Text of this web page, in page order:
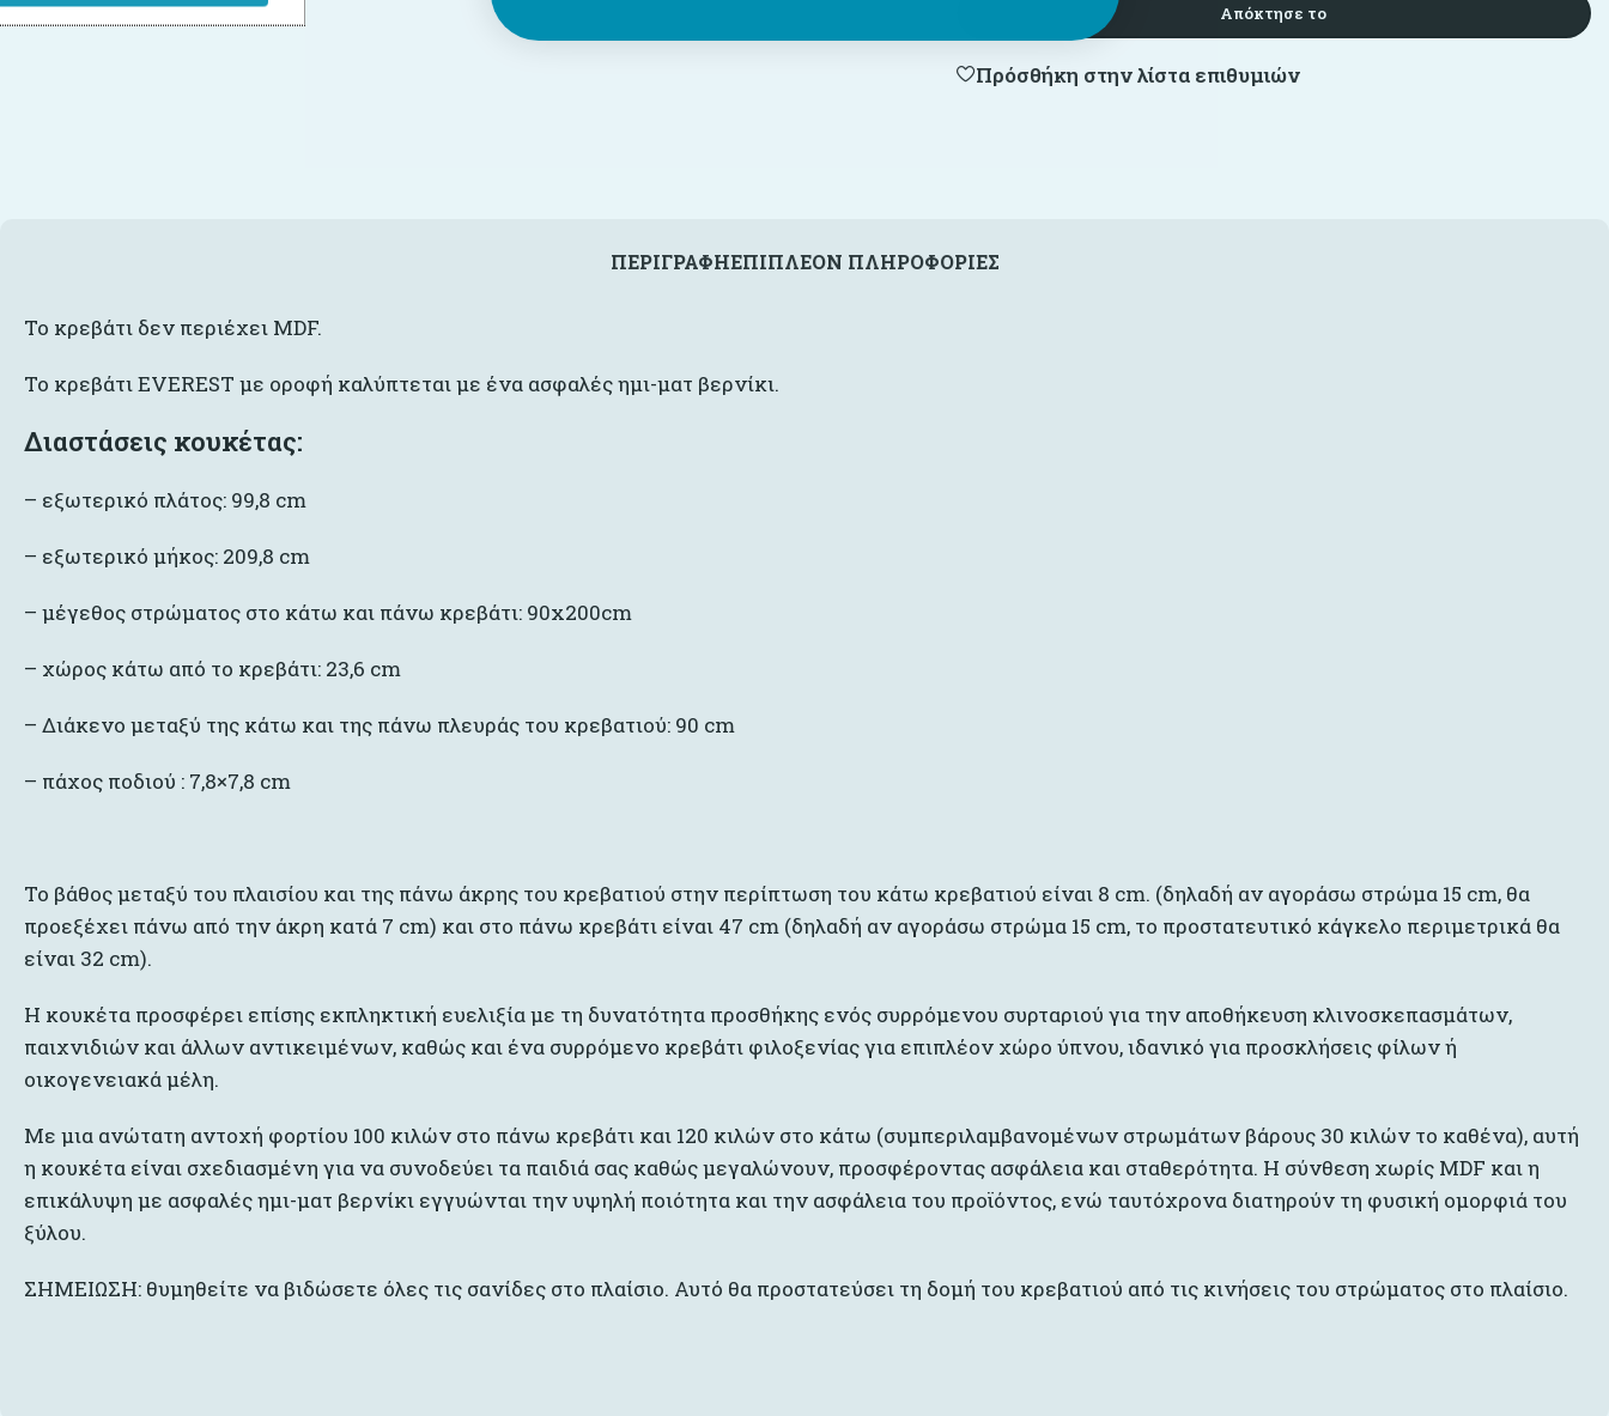
Απόκτησε το
Πρόσθήκη στην λίστα επιθυμιών
ΠΕΡΙΓΡΑΦΉΕΠΙΠΛΈΟΝ ΠΛΗΡΟΦΟΡΊΕΣ
Το κρεβάτι δεν περιέχει MDF.
Το κρεβάτι EVEREST με οροφή καλύπτεται με ένα ασφαλές ημι-ματ βερνίκι.
Διαστάσεις κουκέτας:
– εξωτερικό πλάτος: 99,8 cm
– εξωτερικό μήκος: 209,8 cm
– μέγεθος στρώματος στο κάτω και πάνω κρεβάτι: 90x200cm
– χώρος κάτω από το κρεβάτι: 23,6 cm
– Διάκενο μεταξύ της κάτω και της πάνω πλευράς του κρεβατιού: 90 cm
– πάχος ποδιού : 7,8×7,8 cm
Το βάθος μεταξύ του πλαισίου και της πάνω άκρης του κρεβατιού στην περίπτωση του κάτω κρεβατιού είναι 8 cm. (δηλαδή αν αγοράσω στρώμα 15 cm, θα
προεξέχει πάνω από την άκρη κατά 7 cm) και στο πάνω κρεβάτι είναι 47 cm (δηλαδή αν αγοράσω στρώμα 15 cm, το προστατευτικό κάγκελο περιμετρικά θα
είναι 32 cm).
Η κουκέτα προσφέρει επίσης εκπληκτική ευελιξία με τη δυνατότητα προσθήκης ενός συρρόμενου συρταριού για την αποθήκευση κλινοσκεπασμάτων,
παιχνιδιών και άλλων αντικειμένων, καθώς και ένα συρρόμενο κρεβάτι φιλοξενίας για επιπλέον χώρο ύπνου, ιδανικό για προσκλήσεις φίλων ή
οικογενειακά μέλη.
Με μια ανώτατη αντοχή φορτίου 100 κιλών στο πάνω κρεβάτι και 120 κιλών στο κάτω (συμπεριλαμβανομένων στρωμάτων βάρους 30 κιλών το καθένα), αυτή
η κουκέτα είναι σχεδιασμένη για να συνοδεύει τα παιδιά σας καθώς μεγαλώνουν, προσφέροντας ασφάλεια και σταθερότητα. Η σύνθεση χωρίς MDF και η
επικάλυψη με ασφαλές ημι-ματ βερνίκι εγγυώνται την υψηλή ποιότητα και την ασφάλεια του προϊόντος, ενώ ταυτόχρονα διατηρούν τη φυσική ομορφιά του
ξύλου.
ΣΗΜΕΙΩΣΗ: θυμηθείτε να βιδώσετε όλες τις σανίδες στο πλαίσιο. Αυτό θα προστατεύσει τη δομή του κρεβατιού από τις κινήσεις του στρώματος στο πλαίσιο.